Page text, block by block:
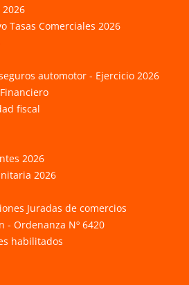
Tasas Comerciales 2026
automotor - Ejercicio 2026
fiscal
2026
2026
Juradas de comercios
- Ordenanza Nº 6420
habilitados